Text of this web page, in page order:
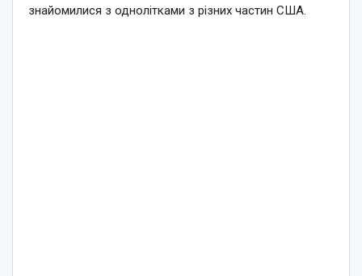
знайомилися з однолітками з різних частин США.